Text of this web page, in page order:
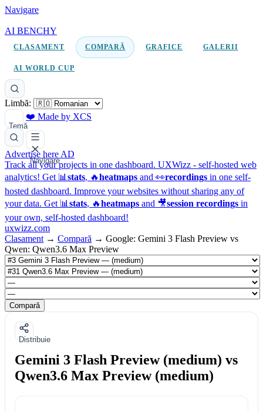
Navigare
AI BENCHY
CLASAMENT COMPARĂ GRAFICE GALERII
AI WORLD CUP
Limbă:
Temă
❤️ Made by XCS
Navigare
Advertise here AD
Track all your projects in one dashboard. UXWizz - self-hosted web
analytics! Get 📊 stats, 🔥heatmaps and 👀recordings in one self-
hosted dashboard. Improve your websites without sharing any of
your data. Get 📊 stats, 🔥heatmaps and 🎥session recordings in
your own, self-hosted dashboard!
uxwizz.com
Clasament → Compară → Google: Gemini 3 Flash Preview vs
Qwen: Qwen3.6 Max Preview
Compară
Distribuie
Gemini 3 Flash Preview (medium) vs
Qwen3.6 Max Preview (medium)